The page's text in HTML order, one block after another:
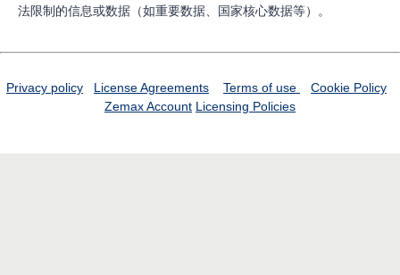
法限制的信息或数据（如重要数据、国家核心数据等）。
Privacy policy License Agreements Terms of use
Cookie Policy
Zemax Account Licensing Policies